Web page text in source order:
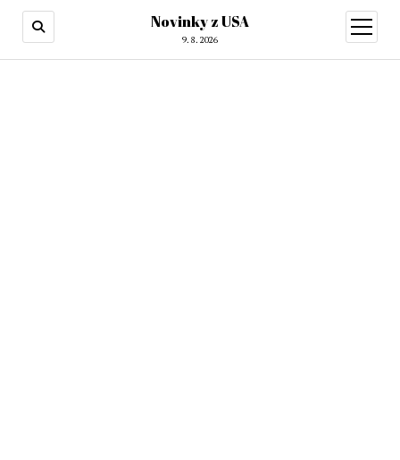
Novinky z USA
9. 8. 2026
otevřít
menu